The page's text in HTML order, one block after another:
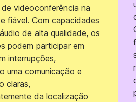
videoconferência na
fiável. Com capacidades
de alta qualidade, os
podem participar em
interrupções,
uma comunicação e
claras,
da localização